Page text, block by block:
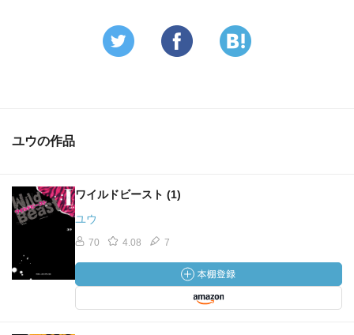
ユウの作品
ワイルドビースト (1)
ユウ
70 4.08 7